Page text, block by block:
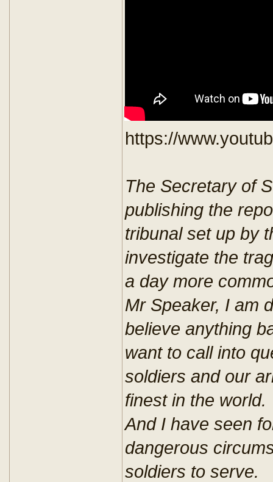
https://
The Secretary of
publishing the
tribunal set up by
investigate the
a day more
Mr Speaker, I am
believe anything
want to call into
soldiers and our
finest in the world.
And I have seen
dangerous
soldiers to serve.